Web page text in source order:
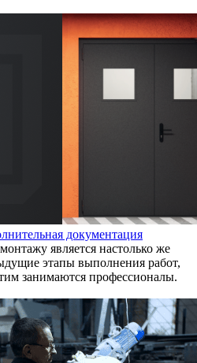
документация
является настолько же
этапы выполнения работ,
занимаются профессионалы.